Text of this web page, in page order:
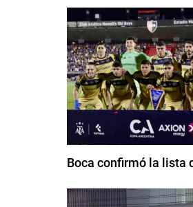
Boca confirmó la lista